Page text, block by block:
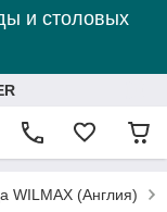
и столовых
WILMAX (Англия)